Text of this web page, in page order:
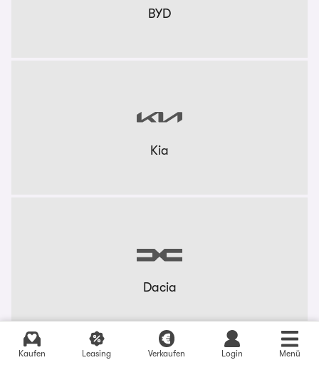
Kaufen Leasing Verkaufen Login Menü
BYD
Kia
Dacia